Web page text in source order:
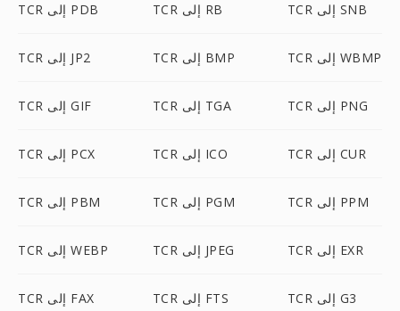
TCR إلى PDB TCR إلى RB TCR إلى SNB
TCR إلى JP2 TCR إلى BMP TCR إلى WBMP
TCR إلى GIF TCR إلى TGA TCR إلى PNG
TCR إلى PCX TCR إلى ICO TCR إلى CUR
TCR إلى PBM TCR إلى PGM TCR إلى PPM
TCR إلى WEBP TCR إلى JPEG TCR إلى EXR
TCR إلى FAX TCR إلى FTS TCR إلى G3